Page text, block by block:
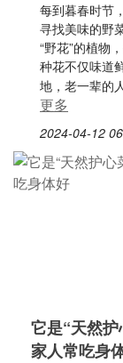
每到暮春时节
寻找美味的野
“野花”的植物
种花不仅味道
地，老一辈的
更多
2024-04-12
它是“天然
家人常吃身